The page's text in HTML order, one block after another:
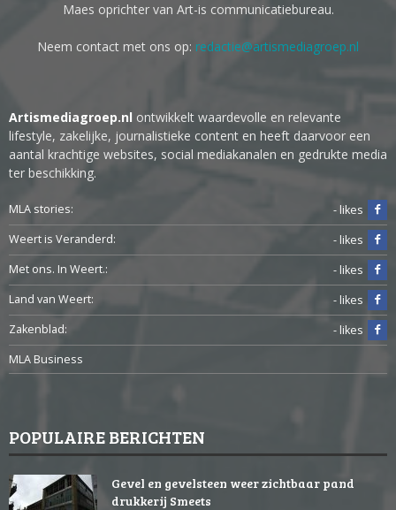
Maes oprichter van Art-is communicatiebureau.
Neem contact met ons op: redactie@artismediagroep.nl
Artismediagroep.nl ontwikkelt waardevolle en relevante
lifestyle, zakelijke, journalistieke content en heeft daarvoor een
aantal krachtige websites, social mediakanalen en gedrukte media
ter beschikking.
MLA stories:
- likes
Weert is Veranderd:
- likes
Met ons. In Weert.:
- likes
Land van Weert:
- likes
Zakenblad:
- likes
MLA Business
POPULAIRE BERICHTEN
Gevel en gevelsteen weer zichtbaar pand
drukkerij Smeets